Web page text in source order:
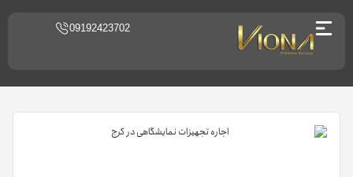
09192423702